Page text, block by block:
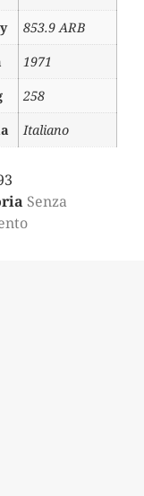
853.9 ARB
1971
258
Italiano
Senza